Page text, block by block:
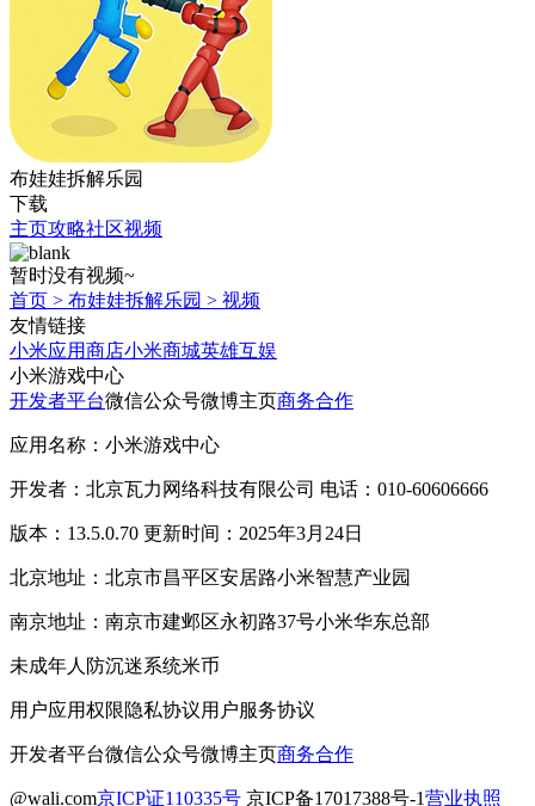
布娃娃拆解乐园
下载
主页攻略社区视频
暂时没有视频~
首页 > 布娃娃拆解乐园 > 视频
友情链接
小米应用商店小米商城英雄互娱
小米游戏中心
开发者平台微信公众号微博主页商务合作
应用名称：小米游戏中心
开发者：北京瓦力网络科技有限公司 电话：010-60606666
版本：13.5.0.70 更新时间：2025年3月24日
北京地址：北京市昌平区安居路小米智慧产业园
南京地址：南京市建邺区永初路37号小米华东总部
未成年人防沉迷系统米币
用户应用权限隐私协议用户服务协议
开发者平台微信公众号微博主页商务合作
@wali.com京ICP证110335号 京ICP备17017388号-1营业执照